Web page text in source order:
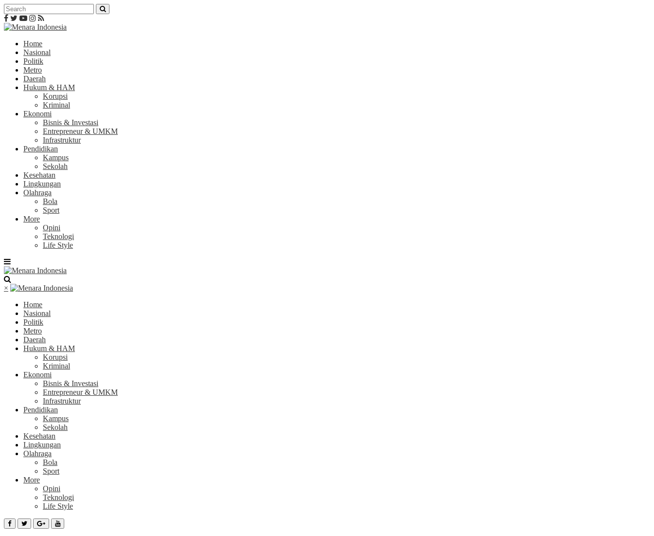
Home
Nasional
Politik
Metro
Daerah
Hukum & HAM
Korupsi
Kriminal
Ekonomi
Bisnis & Investasi
Entrepreneur & UMKM
Infrastruktur
Pendidikan
Kampus
Sekolah
Kesehatan
Lingkungan
Olahraga
Bola
Sport
More
Opini
Teknologi
Life Style
×
Home
Nasional
Politik
Metro
Daerah
Hukum & HAM
Korupsi
Kriminal
Ekonomi
Bisnis & Investasi
Entrepreneur & UMKM
Infrastruktur
Pendidikan
Kampus
Sekolah
Kesehatan
Lingkungan
Olahraga
Bola
Sport
More
Opini
Teknologi
Life Style